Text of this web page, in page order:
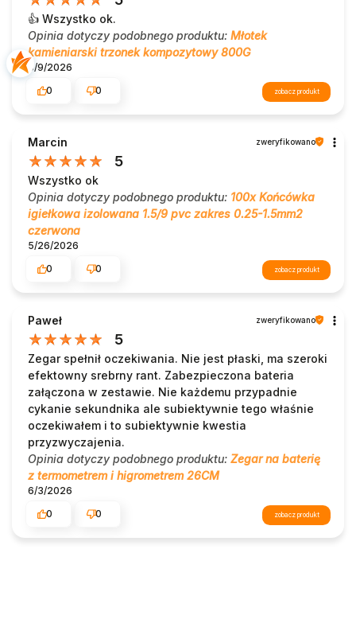
👍️ Wszystko ok.
Opinia dotyczy podobnego produktu: Młotek
kamieniarski trzonek kompozytowy 800G
5/9/2026
0
0 zobacz produkt
Marcin zweryfikowano
5
Wszystko ok
Opinia dotyczy podobnego produktu: 100x Końcówka
igiełkowa izolowana 1.5/9 pvc zakres 0.25-1.5mm2
czerwona
5/26/2026
0
0 zobacz produkt
Paweł zweryfikowano
5
Zegar spełnił oczekiwania. Nie jest płaski, ma szeroki
efektowny srebrny rant. Zabezpieczona bateria
załączona w zestawie. Nie każdemu przypadnie
cykanie sekundnika ale subiektywnie tego właśnie
oczekiwałem i to subiektywnie kwestia
przyzwyczajenia.
Opinia dotyczy podobnego produktu: Zegar na baterię
z termometrem i higrometrem 26CM
6/3/2026
0
0 zobacz produkt